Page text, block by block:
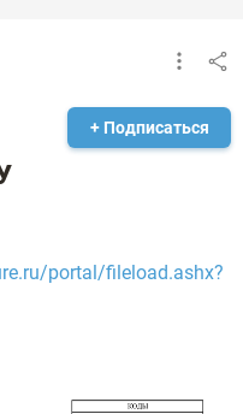
+ Подписаться
portal/fileload.ashx?